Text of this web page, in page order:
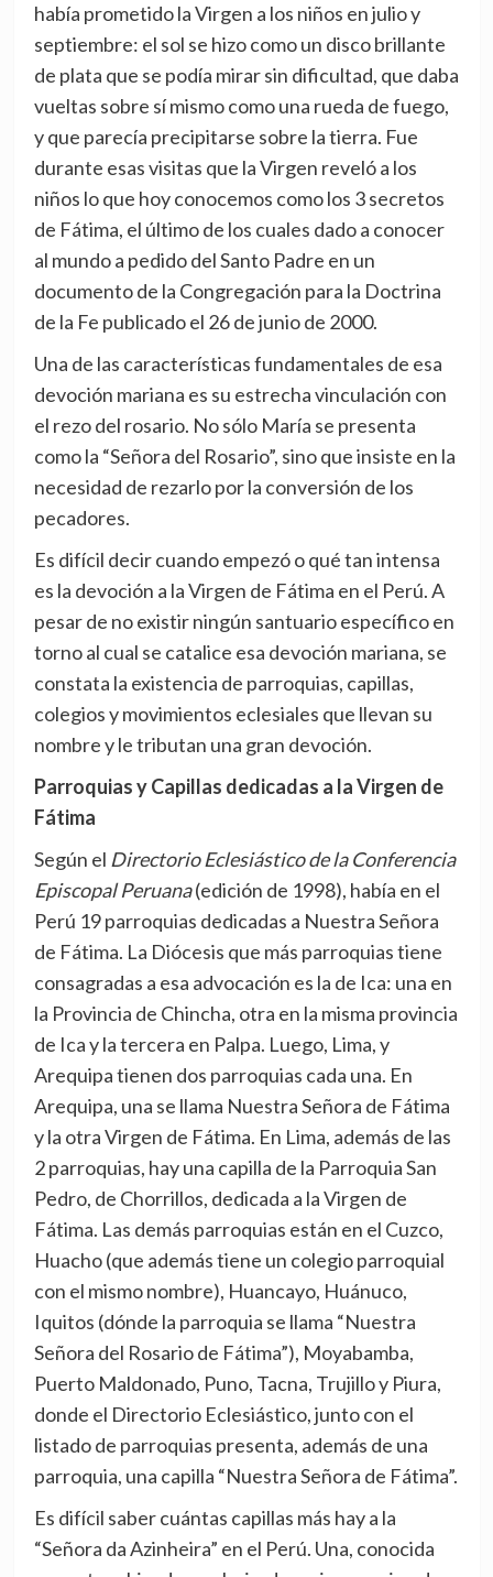
había prometido la Virgen a los niños en julio y
septiembre: el sol se hizo como un disco brillante
de plata que se podía mirar sin dificultad, que daba
vueltas sobre sí mismo como una rueda de fuego,
y que parecía precipitarse sobre la tierra. Fue
durante esas visitas que la Virgen reveló a los
niños lo que hoy conocemos como los 3 secretos
de Fátima, el último de los cuales dado a conocer
al mundo a pedido del Santo Padre en un
documento de la Congregación para la Doctrina
de la Fe publicado el 26 de junio de 2000.
Una de las características fundamentales de esa
devoción mariana es su estrecha vinculación con
el rezo del rosario. No sólo María se presenta
como la “Señora del Rosario”, sino que insiste en la
necesidad de rezarlo por la conversión de los
pecadores.
Es difícil decir cuando empezó o qué tan intensa
es la devoción a la Virgen de Fátima en el Perú. A
pesar de no existir ningún santuario específico en
torno al cual se catalice esa devoción mariana, se
constata la existencia de parroquias, capillas,
colegios y movimientos eclesiales que llevan su
nombre y le tributan una gran devoción.
Parroquias y Capillas dedicadas a la Virgen de
Fátima
Según el Directorio Eclesiástico de la Conferencia
Episcopal Peruana(edición de 1998), había en el
Perú 19 parroquias dedicadas a Nuestra Señora
de Fátima. La Diócesis que más parroquias tiene
consagradas a esa advocación es la de Ica: una en
la Provincia de Chincha, otra en la misma provincia
de Ica y la tercera en Palpa. Luego, Lima, y
Arequipa tienen dos parroquias cada una. En
Arequipa, una se llama Nuestra Señora de Fátima
y la otra Virgen de Fátima. En Lima, además de las
2 parroquias, hay una capilla de la Parroquia San
Pedro, de Chorrillos, dedicada a la Virgen de
Fátima. Las demás parroquias están en el Cuzco,
Huacho (que además tiene un colegio parroquial
con el mismo nombre), Huancayo, Huánuco,
Iquitos (dónde la parroquia se llama “Nuestra
Señora del Rosario de Fátima”), Moyabamba,
Puerto Maldonado, Puno, Tacna, Trujillo y Piura,
donde el Directorio Eclesiástico, junto con el
listado de parroquias presenta, además de una
parroquia, una capilla “Nuestra Señora de Fátima”.
Es difícil saber cuántas capillas más hay a la
“Señora da Azinheira” en el Perú. Una, conocida